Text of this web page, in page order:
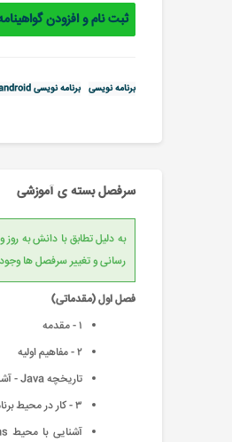
ثبت نام و افزودن
برنامه نویسی برنامه نویسی android
سرفصل بسته ی آموزشی
رسانی و تغییر سرفصل ها
فصل اول (مقدماتی)
۱ - مقدمه
۲ - مفاهیم اولیه
تاریخچه Java - آشنایی با Java - نصب Java
۳ - کار در محیط برنامه